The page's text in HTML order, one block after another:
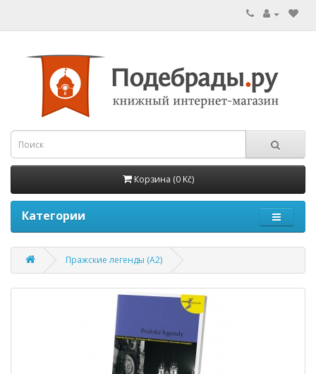
Корзина (0 Kč)
Категории
Пражские легенды (А2)